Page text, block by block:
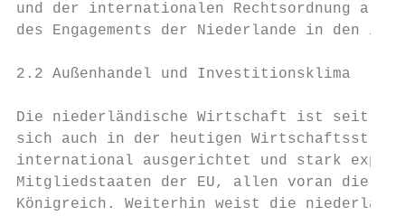
und der internationalen Rechtsordnung als
des Engagements der Niederlande in den
2.2 Außenhandel und Investitionsklima
Die niederländische Wirtschaft ist seit
sich auch in der heutigen
international ausgerichtet und stark
Mitgliedstaaten der EU, allen voran die
Königreich. Weiterhin weist die